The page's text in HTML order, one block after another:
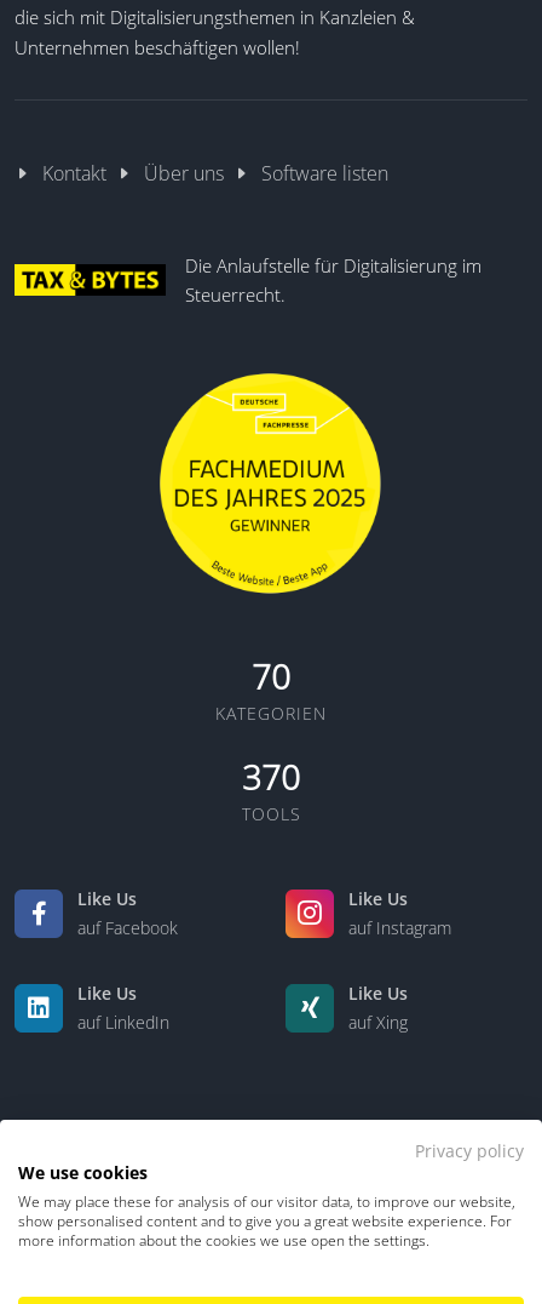
die sich mit Digitalisierungsthemen in Kanzleien &
Unternehmen beschäftigen wollen!
Kontakt Über uns Software listen
Die Anlaufstelle für Digitalisierung im
Steuerrecht.
70
KATEGORIEN
370
TOOLS
Like Us
auf Facebook
Like Us
auf Instagram
Like Us
auf LinkedIn
Like Us
auf Xing
Kontakt Über uns
Privacy policy
We use cookies
We may place these for analysis of our visitor data, to improve our website,
show personalised content and to give you a great website experience. For
more information about the cookies we use open the settings.